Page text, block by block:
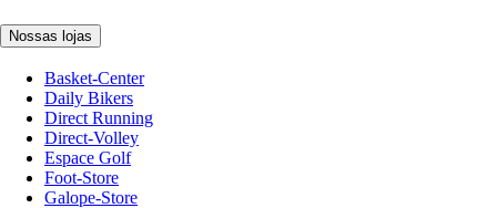
Nossas lojas
Basket-Center
Daily Bikers
Direct Running
Direct-Volley
Espace Golf
Foot-Store
Galope-Store